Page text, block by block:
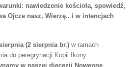
nawiedzenie kościoła, spowiedź,
Ojcze nasz, Wierzę.. i w intencjach
(2 sierpnia br.)w ramach
do peregrynacji Kopii Ikony
w naszej diecezji Nowennę